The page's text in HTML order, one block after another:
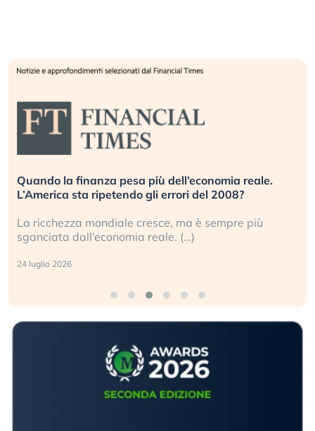
Quando la finanza pesa più dell’economia reale.
L’America sta ripetendo gli errori del 2008?
La ricchezza mondiale cresce, ma è sempre più
sganciata dall’economia reale. (…)
24 luglio 2026